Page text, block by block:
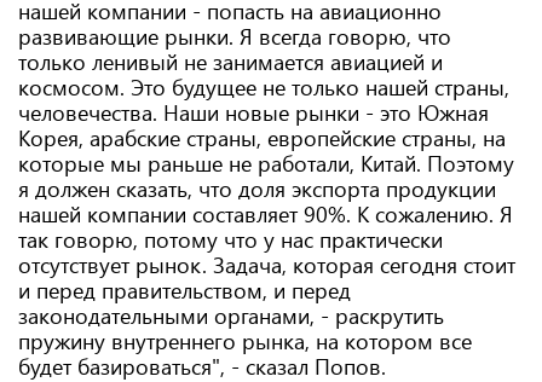
нашей компании - попасть на авиационно
развивающие рынки. Я всегда говорю, что
только ленивый не занимается авиацией и
космосом. Это будущее не только нашей страны,
человечества. Наши новые рынки - это Южная
Корея, арабские страны, европейские страны, на
которые мы раньше не работали, Китай. Поэтому
я должен сказать, что доля экспорта продукции
нашей компании составляет 90%. К сожалению. Я
так говорю, потому что у нас практически
отсутствует рынок. Задача, которая сегодня стоит
и перед правительством, и перед
законодательными органами, - раскрутить
пружину внутреннего рынка, на котором все
будет базироваться", - сказал Попов.